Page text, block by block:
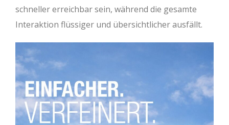
schneller erreichbar sein, während die gesamte
Interaktion flüssiger und übersichtlicher ausfällt.